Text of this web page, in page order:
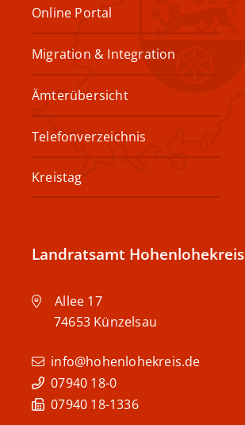
Online Portal
Migration & Integration
Ämterübersicht
Telefonverzeichnis
Kreistag
Landratsamt Hohenlohekreis
Allee 17
74653 Künzelsau
info@hohenlohekreis.de
07940 18-0
07940 18-1336